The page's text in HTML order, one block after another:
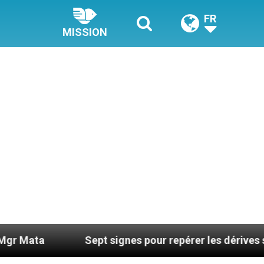
MISSION
FR
Sept signes pour repérer les dérives sectaires